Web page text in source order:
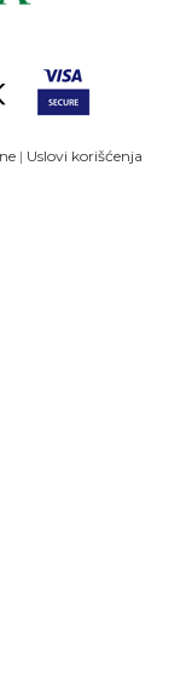
| Uslovi korišćenja